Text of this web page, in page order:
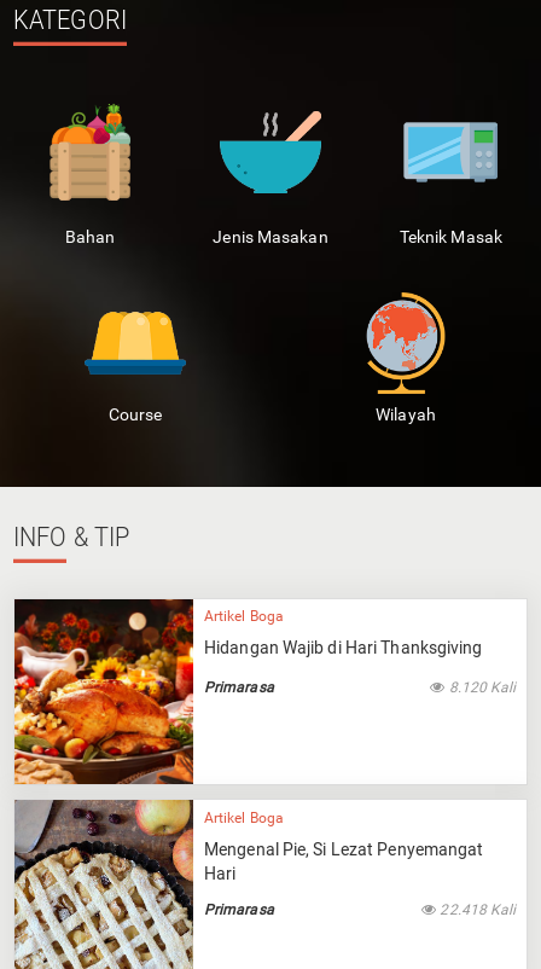
KATEGORI
Bahan Jenis Masakan Teknik Masak
Course Wilayah
INFO & TIP
Artikel Boga
Hidangan Wajib di Hari Thanksgiving
Primarasa 8.120 Kali
Artikel Boga
Mengenal Pie, Si Lezat Penyemangat
Hari
Primarasa 22.418 Kali